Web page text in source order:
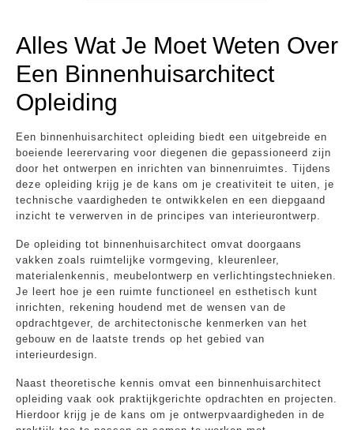
Alles Wat Je Moet Weten Over
Een Binnenhuisarchitect
Opleiding
Een binnenhuisarchitect opleiding biedt een uitgebreide en
boeiende leerervaring voor diegenen die gepassioneerd zijn
door het ontwerpen en inrichten van binnenruimtes. Tijdens
deze opleiding krijg je de kans om je creativiteit te uiten, je
technische vaardigheden te ontwikkelen en een diepgaand
inzicht te verwerven in de principes van interieurontwerp.
De opleiding tot binnenhuisarchitect omvat doorgaans
vakken zoals ruimtelijke vormgeving, kleurenleer,
materialenkennis, meubelontwerp en verlichtingstechnieken.
Je leert hoe je een ruimte functioneel en esthetisch kunt
inrichten, rekening houdend met de wensen van de
opdrachtgever, de architectonische kenmerken van het
gebouw en de laatste trends op het gebied van
interieurdesign.
Naast theoretische kennis omvat een binnenhuisarchitect
opleiding vaak ook praktijkgerichte opdrachten en projecten.
Hierdoor krijg je de kans om je ontwerpvaardigheden in de